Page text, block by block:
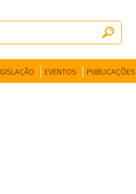
EVENTOS